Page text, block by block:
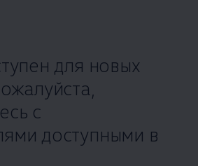
для новых
с
доступными в